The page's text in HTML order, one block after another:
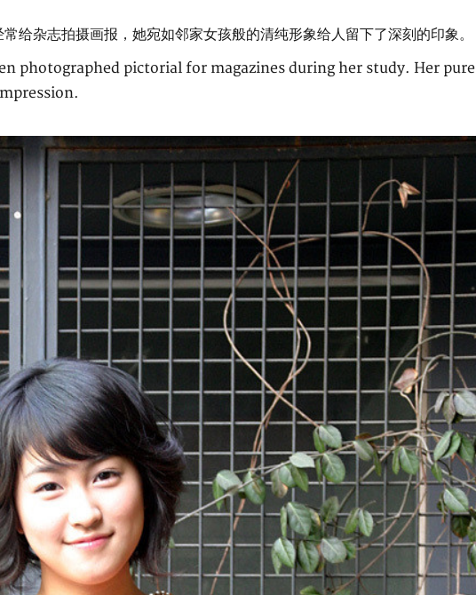
给杂志拍摄画报，她宛如邻家女孩般的清纯形象给人留下了深刻的印象。
photographed pictorial for magazines during her study. Her pure